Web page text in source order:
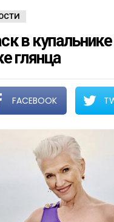
в купальнике
глянца
FACEBOOK